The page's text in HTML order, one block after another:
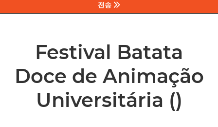
전송
Festival Batata
Doce de Animação
Universitária ()